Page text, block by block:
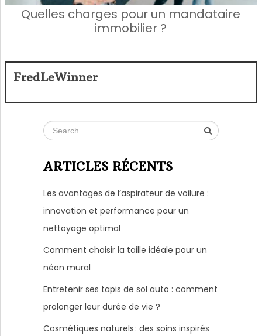
Quelles charges pour un mandataire
immobilier ?
FredLeWinner
ARTICLES RÉCENTS
Les avantages de l’aspirateur de voilure :
innovation et performance pour un
nettoyage optimal
Comment choisir la taille idéale pour un
néon mural
Entretenir ses tapis de sol auto : comment
prolonger leur durée de vie ?
Cosmétiques naturels : des soins inspirés